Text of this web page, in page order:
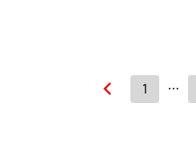
Edellinen sivu
1 …